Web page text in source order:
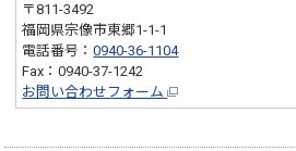
〒811-3492
福岡県宗像市東郷1-1-1
電話番号：0940-36-1104
Fax：0940-37-1242
お問い合わせフォーム